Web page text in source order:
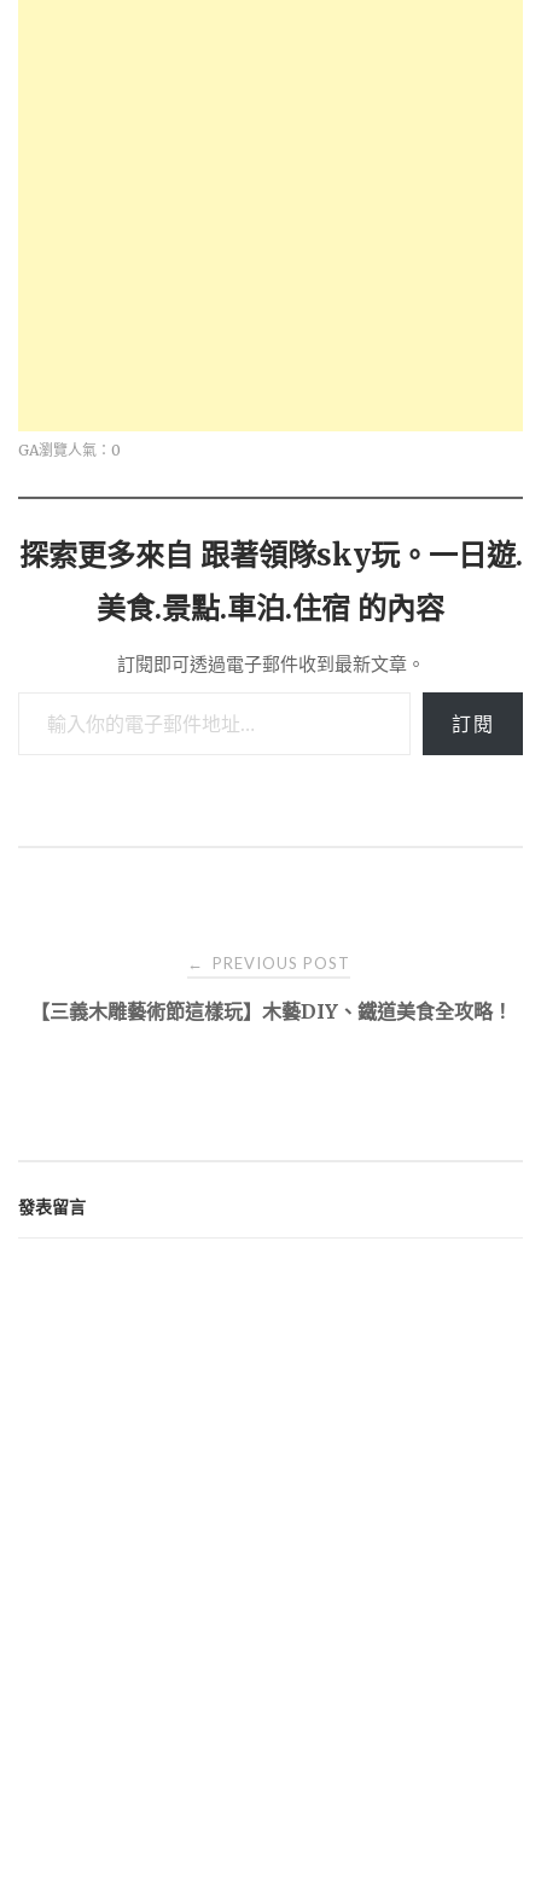
GA瀏覽人氣：0
探索更多來自 跟著領隊sky玩。一日遊.
美食.景點.車泊.住宿 的內容
訂閱即可透過電子郵件收到最新文章。
訂閱
navigation
← PREVIOUS POST
【三義木雕藝術節這樣玩】木藝DIY、鐵道美食全攻略！
發表留言